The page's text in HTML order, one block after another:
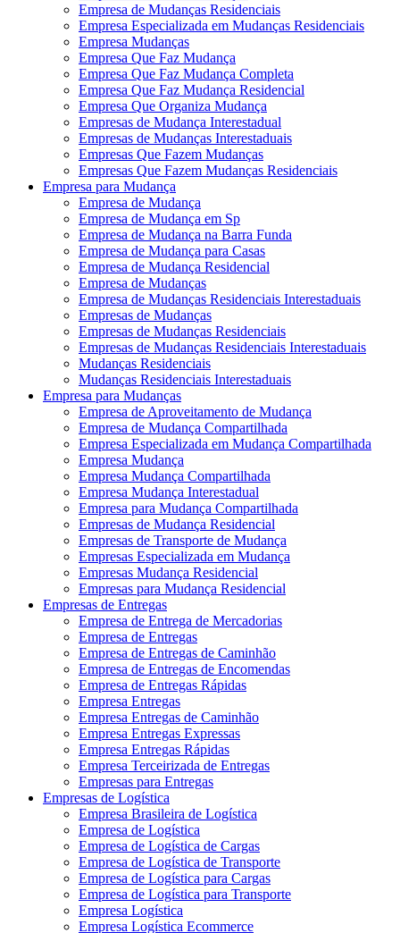
Empresa de Mudanças Residenciais
Empresa Especializada em Mudanças Residenciais
Empresa Mudanças
Empresa Que Faz Mudança
Empresa Que Faz Mudança Completa
Empresa Que Faz Mudança Residencial
Empresa Que Organiza Mudança
Empresas de Mudança Interestadual
Empresas de Mudanças Interestaduais
Empresas Que Fazem Mudanças
Empresas Que Fazem Mudanças Residenciais
Empresa para Mudança
Empresa de Mudança
Empresa de Mudança em Sp
Empresa de Mudança na Barra Funda
Empresa de Mudança para Casas
Empresa de Mudança Residencial
Empresa de Mudanças
Empresa de Mudanças Residenciais Interestaduais
Empresas de Mudanças
Empresas de Mudanças Residenciais
Empresas de Mudanças Residenciais Interestaduais
Mudanças Residenciais
Mudanças Residenciais Interestaduais
Empresa para Mudanças
Empresa de Aproveitamento de Mudança
Empresa de Mudança Compartilhada
Empresa Especializada em Mudança Compartilhada
Empresa Mudança
Empresa Mudança Compartilhada
Empresa Mudança Interestadual
Empresa para Mudança Compartilhada
Empresas de Mudança Residencial
Empresas de Transporte de Mudança
Empresas Especializada em Mudança
Empresas Mudança Residencial
Empresas para Mudança Residencial
Empresas de Entregas
Empresa de Entrega de Mercadorias
Empresa de Entregas
Empresa de Entregas de Caminhão
Empresa de Entregas de Encomendas
Empresa de Entregas Rápidas
Empresa Entregas
Empresa Entregas de Caminhão
Empresa Entregas Expressas
Empresa Entregas Rápidas
Empresa Terceirizada de Entregas
Empresas para Entregas
Empresas de Logística
Empresa Brasileira de Logística
Empresa de Logística
Empresa de Logística de Cargas
Empresa de Logística de Transporte
Empresa de Logística para Cargas
Empresa de Logística para Transporte
Empresa Logística
Empresa Logística Ecommerce